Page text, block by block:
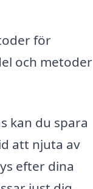
för
och metoder
kan du spara
att njuta av
efter dina